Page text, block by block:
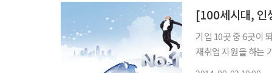
기업 10곳 중 6곳이
재취업 지원을 하는